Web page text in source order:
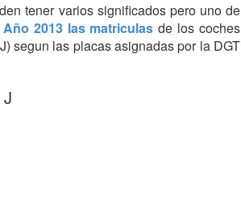
tener varios significados pero uno de
2013 las matriculasde los coches
segun las placas asignadas por la DGT